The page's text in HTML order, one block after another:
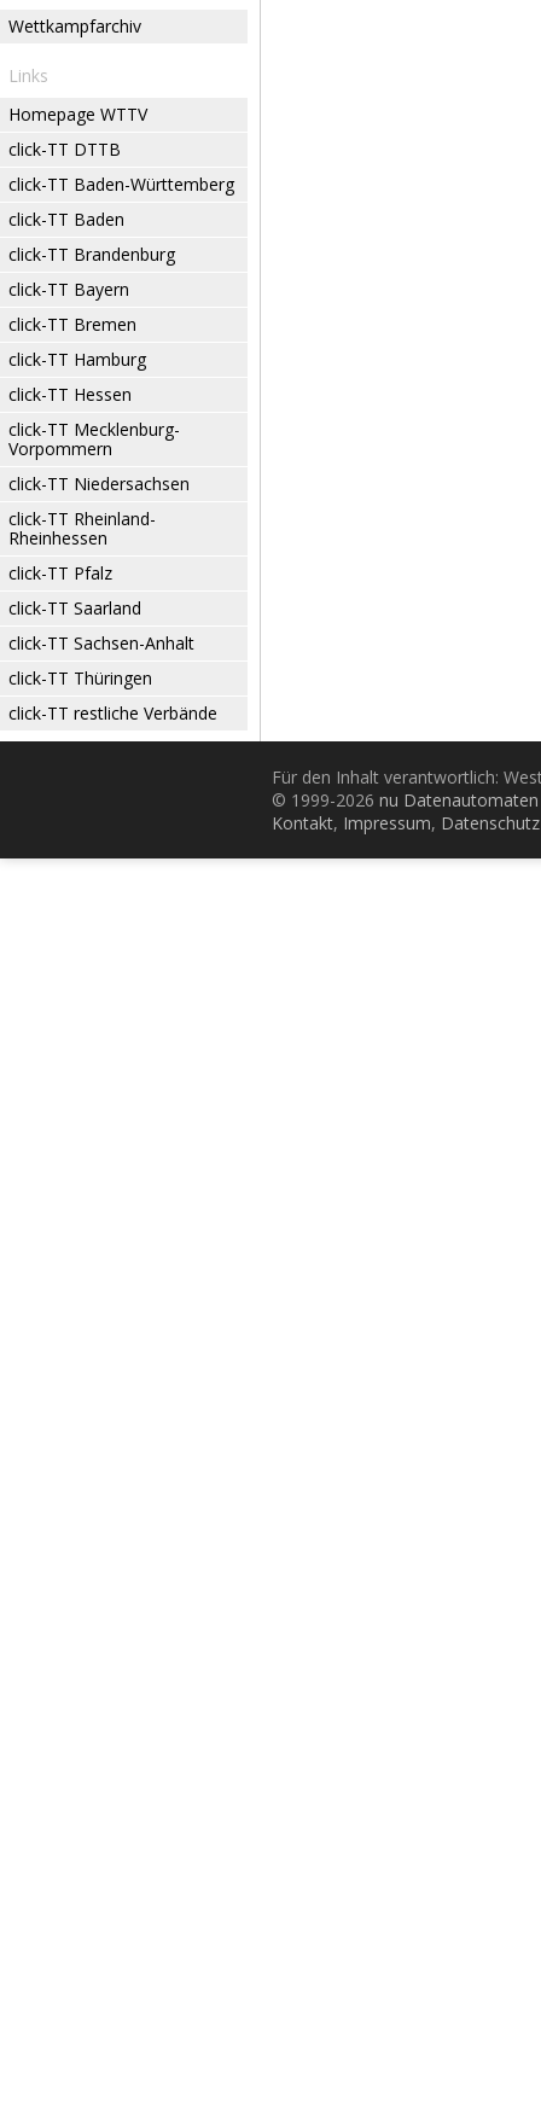
Wettkampfarchiv
Links
Homepage WTTV
click-TT DTTB
click-TT Baden-Württemberg
click-TT Baden
click-TT Brandenburg
click-TT Bayern
click-TT Bremen
click-TT Hamburg
click-TT Hessen
click-TT Mecklenburg-
Vorpommern
click-TT Niedersachsen
click-TT Rheinland-
Rheinhessen
click-TT Pfalz
click-TT Saarland
click-TT Sachsen-Anhalt
click-TT Thüringen
click-TT restliche Verbände
Für den Inhalt verantwortlich:
© 1999-2026 nu
Kontakt, Impressum, Datenschutz